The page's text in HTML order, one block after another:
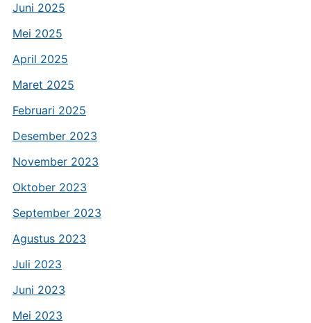
Juni 2025
Mei 2025
April 2025
Maret 2025
Februari 2025
Desember 2023
November 2023
Oktober 2023
September 2023
Agustus 2023
Juli 2023
Juni 2023
Mei 2023